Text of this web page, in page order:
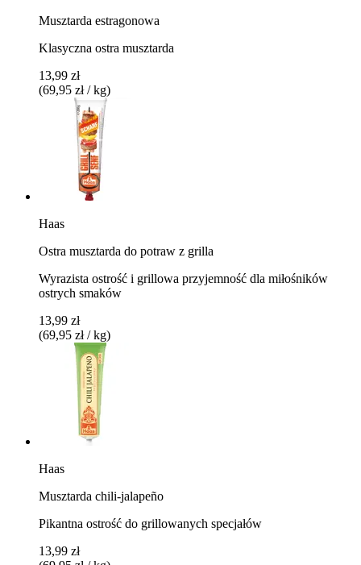
Musztarda estragonowa
Klasyczna ostra musztarda
13,99 zł
(69,95 zł / kg)
Haas
Ostra musztarda do potraw z grilla
Wyrazista ostrość i grillowa przyjemność dla miłośników
ostrych smaków
13,99 zł
(69,95 zł / kg)
Haas
Musztarda chili-jalapeño
Pikantna ostrość do grillowanych specjałów
13,99 zł